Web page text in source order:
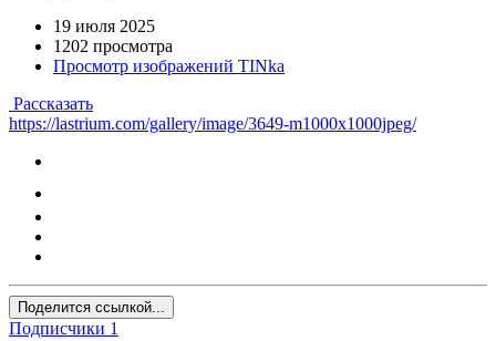
19 июля 2025
1202 просмотра
Просмотр изображений TINka
Рассказать
https://lastrium.com/gallery/image/3649-m1000x1000jpeg/
Поделится ссылкой...
Подписчики 1